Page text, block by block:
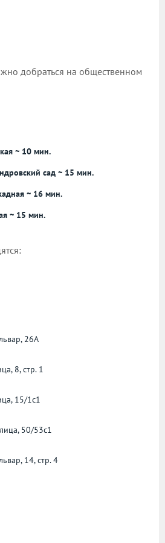
добраться на общественном
~ 10 мин.
сад ~ 15 мин.
~ 16 мин.
~ 15 мин.
26А
8, стр. 1
15/1с1
50/53с1
14, стр. 4